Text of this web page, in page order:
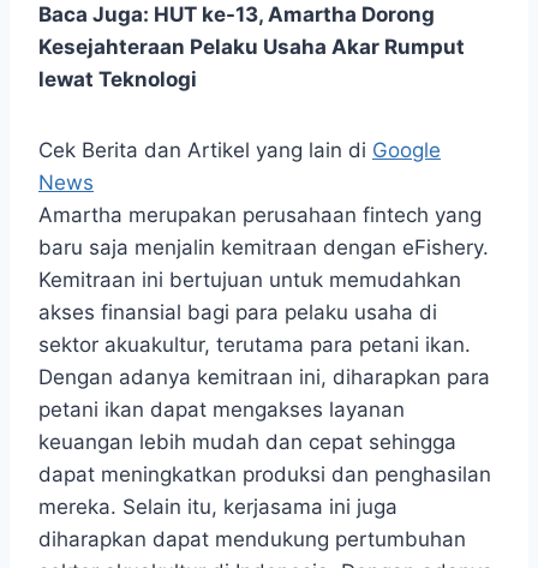
Baca Juga: HUT ke-13, Amartha Dorong
Kesejahteraan Pelaku Usaha Akar Rumput
lewat Teknologi
Cek Berita dan Artikel yang lain di Google
News
Amartha merupakan perusahaan fintech yang
baru saja menjalin kemitraan dengan eFishery.
Kemitraan ini bertujuan untuk memudahkan
akses finansial bagi para pelaku usaha di
sektor akuakultur, terutama para petani ikan.
Dengan adanya kemitraan ini, diharapkan para
petani ikan dapat mengakses layanan
keuangan lebih mudah dan cepat sehingga
dapat meningkatkan produksi dan penghasilan
mereka. Selain itu, kerjasama ini juga
diharapkan dapat mendukung pertumbuhan